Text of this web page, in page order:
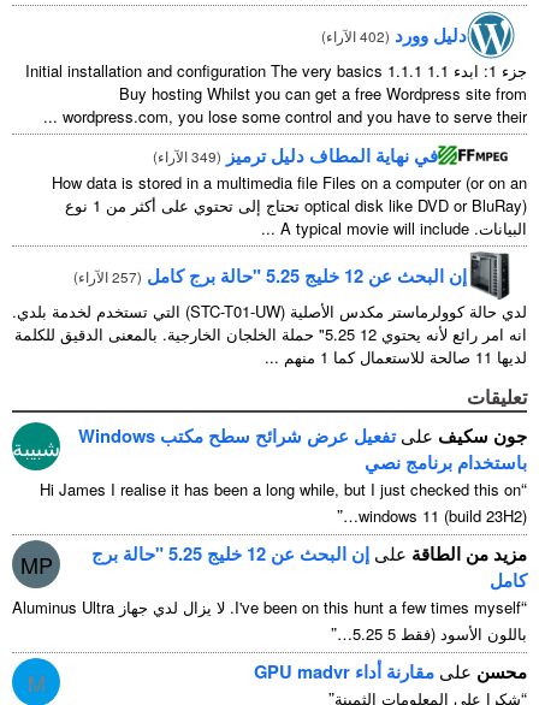
دليل وورد (402 الآراء )
جزء 1: ابدء 1.1 Initial installation and configuration The very basics 1.1.1
Buy hosting Whilst you can get a free Wordpress site from
wordpress.com, you lose some control and you have to serve their
...
في نهاية المطاف دليل ترميز (349 الآراء )
How data is stored in a multimedia file Files on a computer(or on an
optical disk like DVD or BluRay
) تحتاج إلى تحتوي على أكثر من 1 نوع
البيانات. A typical movie will include
...
إن البحث عن 12 خليج 5.25 "حالة برج كامل (257 الآراء )
لدي حالة كوولرماستر مكدس الأصلية (STC-T01-UW) التي تستخدم لخدمة بلدي.
انه امر رائع لأنه يحتوي 12 5.25" حملة الخلجان الخارجية. بالمعنى الدقيق للكلمة
لديها 11 صالحة للاستعمال كما 1 منهم ...
تعليقات
شبيبة جون سكيف على
تفعيل عرض شرائح سطح مكتب Windows
باستخدام برنامج نصي
“
Hi James I realise it has been a long while, but I just checked this on
windows 11 (build 23H2)…
”
MP مزيد من الطاقة على
إن البحث عن 12 خليج 5.25 "حالة برج
كامل
“
I've been on this hunt a few times myself
. لا يزال لدي جهاز Aluminus Ultra
باللون الأسود (فقط 5 5.25…
”
M محسن على مقارنة أداء GPU madvr
“شكرا على المعلومات الثمينة”